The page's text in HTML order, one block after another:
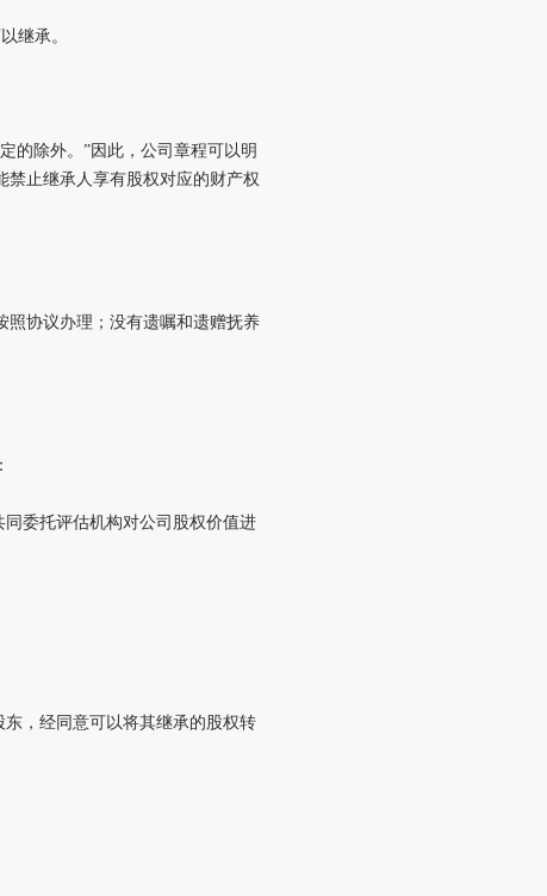
继承。
的除外。”因此，公司章程可以明
止继承人享有股权对应的财产权
照协议办理；没有遗嘱和遗赠抚养
委托评估机构对公司股权价值进
，经同意可以将其继承的股权转